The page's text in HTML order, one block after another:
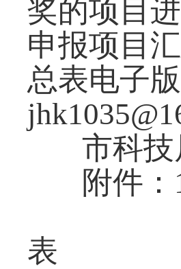
奖的项目
申报项目
总表电子
市科技
附件
表